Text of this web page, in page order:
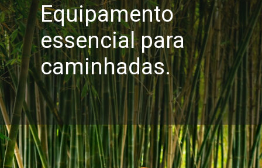
Equipamento
essencial para
caminhadas.